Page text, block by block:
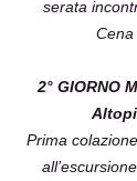
serata
Cena
2° GIORNO
Prima